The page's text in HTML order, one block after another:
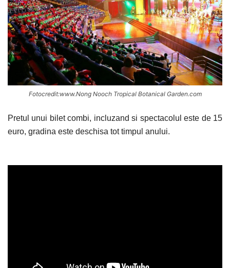
Fotocredit:www.Nong Nooch Tropical Botanical Garden.com
Pretul unui bilet combi, incluzand si spectacolul este de 15
euro, gradina este deschisa tot timpul anului.